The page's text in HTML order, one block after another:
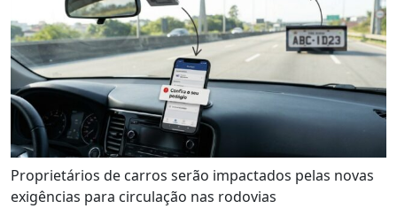
Proprietários de carros serão impactados pelas novas
exigências para circulação nas rodovias